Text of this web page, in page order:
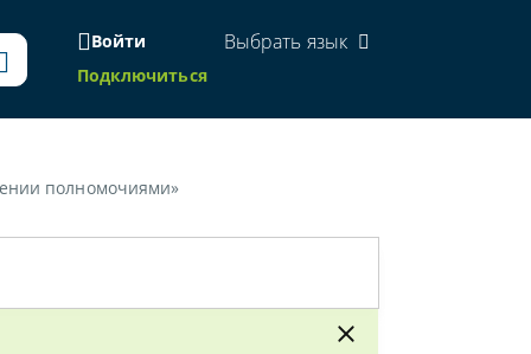
Войти
Подключиться
Выбрать язык
полномочиями»